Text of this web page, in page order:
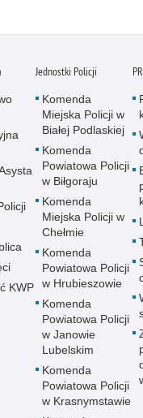
KWP
Jednostki Policji
Komenda
Miejska Policji w
Białej Podlaskiej
Komenda
Powiatowa Policji
w Biłgoraju
Komenda
Miejska Policji w
Chełmie
Komenda
Powiatowa Policji
w Hrubieszowie
Komenda
Powiatowa Policji
w Janowie
Lubelskim
Komenda
Powiatowa Policji
w Krasnymstawie